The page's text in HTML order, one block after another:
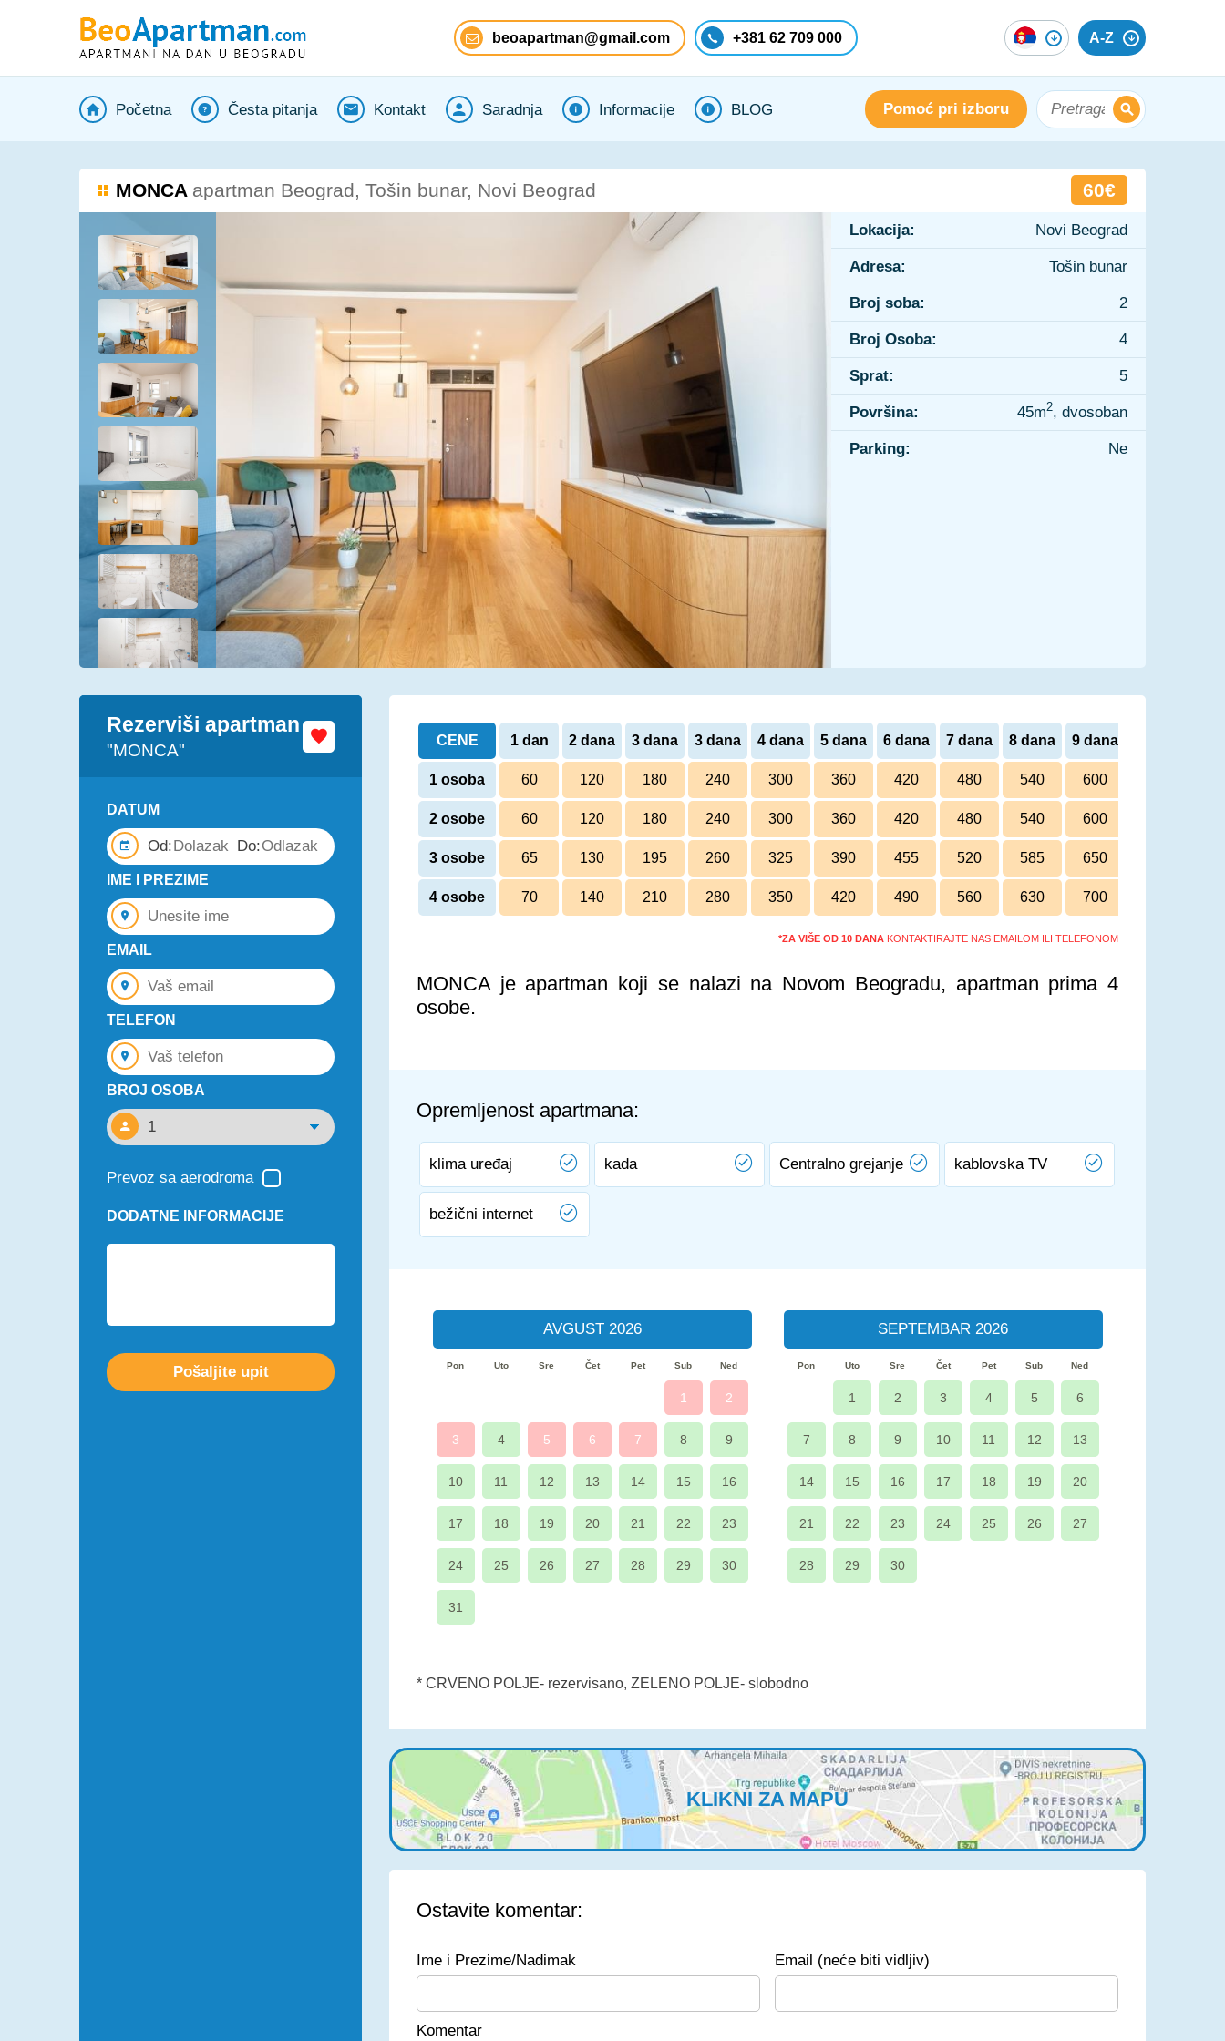
beoapartman@gmail.com +381 62 709 000 A-Z
Početna Česta pitanja Kontakt Saradnja Informacije BLOG Pomoć pri izboru
MONCA apartman Beograd, Tošin bunar, Novi Beograd 60€
Lokacija: Novi Beograd
Adresa: Tošin bunar
Broj soba: 2
Broj Osoba: 4
Sprat: 5
Površina: 45m2, dvosoban
Parking: Ne
Rezerviši apartman
"MONCA"
DATUM
Od: Do:
IME I PREZIME
EMAIL
TELEFON
BROJ OSOBA
Prevoz sa aerodroma
DODATNE INFORMACIJE
CENE 1 dan 2 dana 3 dana 3 dana 4 dana 5 dana 6 dana 7 dana 8 dana 9 dana
1 osoba 60 120 180 240 300 360 420 480 540 600
2 osobe 60 120 180 240 300 360 420 480 540 600
3 osobe 65 130 195 260 325 390 455 520 585 650
4 osobe 70 140 210 280 350 420 490 560 630 700
*ZA VIŠE OD 10 DANA KONTAKTIRAJTE NAS EMAILOM ILI TELEFONOM
MONCA je apartman koji se nalazi na Novom Beogradu, apartman prima 4
osobe.
Opremljenost apartmana:
klima uređaj kada Centralno grejanje kablovska TV
bežični internet
AVGUST 2026
Pon Uto Sre Čet Pet Sub Ned
1 2
3 4 5 6 7 8 9
10 11 12 13 14 15 16
17 18 19 20 21 22 23
24 25 26 27 28 29 30
31
SEPTEMBAR 2026
Pon Uto Sre Čet Pet Sub Ned
1 2 3 4 5 6
7 8 9 10 11 12 13
14 15 16 17 18 19 20
21 22 23 24 25 26 27
28 29 30
* CRVENO POLJE- rezervisano, ZELENO POLJE- slobodno
KLIKNI ZA MAPU
Ostavite komentar:
Ime i Prezime/Nadimak Email (neće biti vidljiv)
Komentar